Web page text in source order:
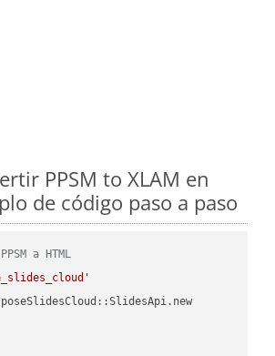
PPSM to XLAM en
de código paso a paso
a HTML